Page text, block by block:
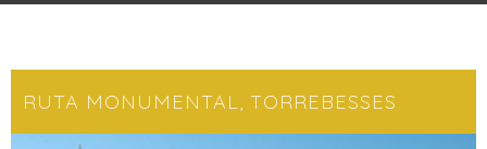
RUTA MONUMENTAL, TORREBESSES